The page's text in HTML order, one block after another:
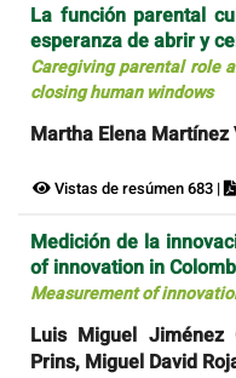
La función parental
esperanza de abrir y
Caregiving parental role
closing human windows
Martha Elena Martínez
Vistas de resúmen 683 |
Medición de la
of innovation in
Measurement of
Luis Miguel Jiménez
Prins, Miguel David